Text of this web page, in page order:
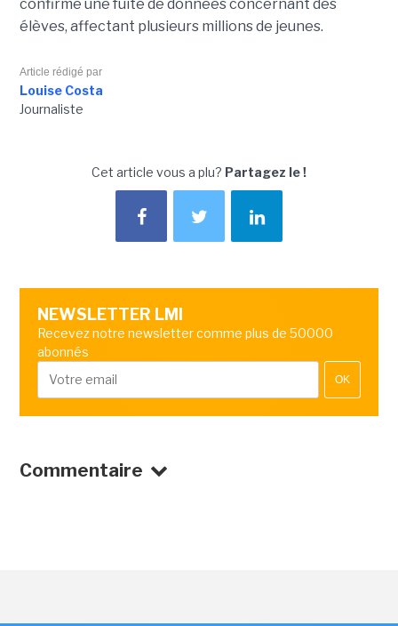
confirmé une fuite de données concernant des
élèves, affectant plusieurs millions de jeunes.
Article rédigé par
Louise Costa
Journaliste
Cet article vous a plu? Partagez le !
NEWSLETTER LMI
Recevez notre newsletter comme plus de 50000
abonnés
OK
Commentaire